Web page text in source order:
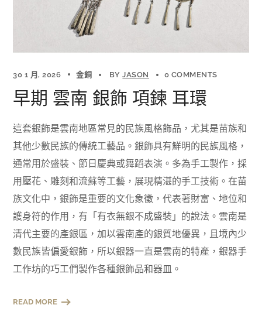
30 1 月, 2026 金銅 BYJASON 0 COMMENTS
早期 雲南 銀飾 項鍊 耳環
這套銀飾是雲南地區常見的民族風格飾品，尤其是苗族和
其他少數民族的傳統工藝品。銀飾具有鮮明的民族風格，
通常用於盛裝、節日慶典或舞蹈表演。多為手工製作，採
用壓花、雕刻和流蘇等工藝，展現精湛的手工技術。在苗
族文化中，銀飾是重要的文化象徵，代表著財富、地位和
護身符的作用，有「有衣無銀不成盛裝」的說法。雲南是
清代主要的產銀區，加以雲南產的銀質地優異，且境內少
數民族皆偏愛銀飾，所以銀器一直是雲南的特產，銀器手
工作坊的巧工們製作各種銀飾品和器皿。
READ MORE